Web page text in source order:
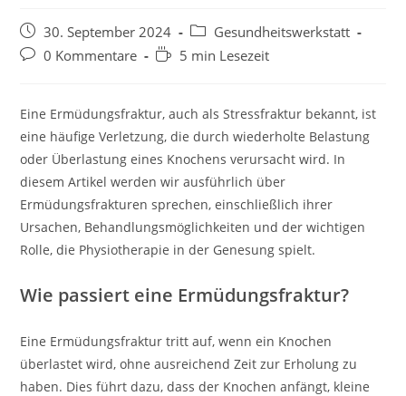
30. September 2024
Gesundheitswerkstatt
0 Kommentare
5 min Lesezeit
Eine Ermüdungsfraktur, auch als Stressfraktur bekannt, ist
eine häufige Verletzung, die durch wiederholte Belastung
oder Überlastung eines Knochens verursacht wird. In
diesem Artikel werden wir ausführlich über
Ermüdungsfrakturen sprechen, einschließlich ihrer
Ursachen, Behandlungsmöglichkeiten und der wichtigen
Rolle, die Physiotherapie in der Genesung spielt.
Wie passiert eine Ermüdungsfraktur?
Eine Ermüdungsfraktur tritt auf, wenn ein Knochen
überlastet wird, ohne ausreichend Zeit zur Erholung zu
haben. Dies führt dazu, dass der Knochen anfängt, kleine